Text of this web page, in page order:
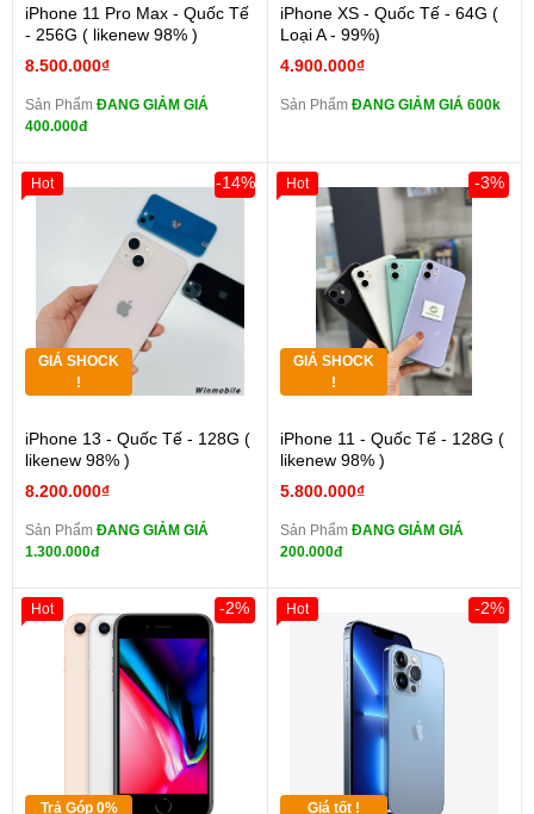
iPhone 11 Pro Max - Quốc Tế
- 256G ( likenew 98% )
8.500.000₫
Sản Phẩm ĐANG GIẢM GIÁ
400.000đ
iPhone XS - Quốc Tế - 64G (
Loại A - 99%)
4.900.000₫
Sản Phẩm ĐANG GIẢM GIÁ 600k
GIÁ SHOCK
!
iPhone 13 - Quốc Tế - 128G (
likenew 98% )
8.200.000₫
-14%
Sản Phẩm ĐANG GIẢM GIÁ
1.300.000đ
Hot
GIÁ SHOCK
!
iPhone 11 - Quốc Tế - 128G (
likenew 98% )
5.800.000₫
-3%
Sản Phẩm ĐANG GIẢM GIÁ
200.000đ
Hot
Trả Góp 0%
-2%
Hot
Giá tốt !
-2%
Hot